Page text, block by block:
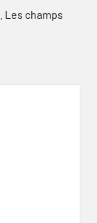
Les champs